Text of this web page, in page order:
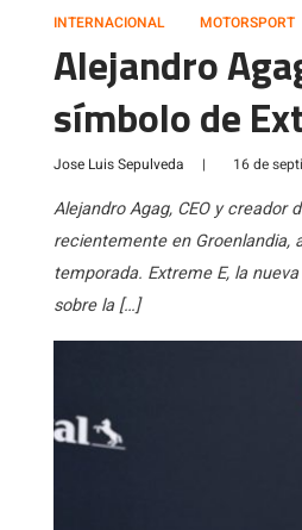
INTERNACIONAL MOTORSPORT
Alejandro
símbolo de
Jose Luis Sepulveda | 16 de
Alejandro Agag, CEO y
recientemente en Groenlandia,
temporada. Extreme E, la
sobre la […]